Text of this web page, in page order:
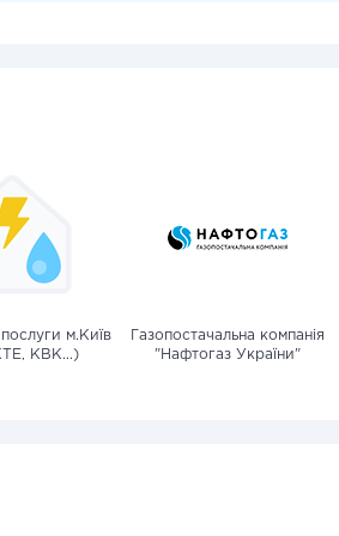
м.Київ
КВК...)
Газопостачальна компанія
"Нафтогаз України"